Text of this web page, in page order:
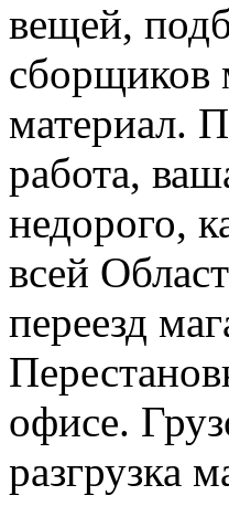
вещей,
сборщиков
материал.
работа,
недорого,
всей
переезд
офисе.
разгрузка